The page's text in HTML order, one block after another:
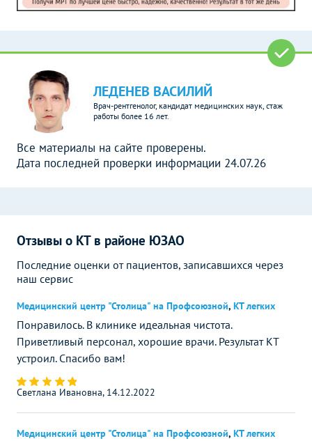
ЛЕДЕНЕВ ВАСИЛИЙ
Врач-рентгенолог, кандидат медицинских наук, стаж
работы более 16 лет.
Все материалы на сайте проверены.
Дата последней проверки информации 24.07.26
Отзывы о КТ в районе ЮЗАО
Последние оценки от пациентов, записавшихся через
наш сервис
Медицинский центр "Столица" на Профсоюзной, КТ легких
Понравилось. В клинике идеальная чистота.
Приветливый персонал, хорошие врачи. Результат КТ
устроил. Спасибо вам!
Светлана Ивановна, 14.12.2022
Медицинский центр "Столица" на Профсоюзной, КТ легких